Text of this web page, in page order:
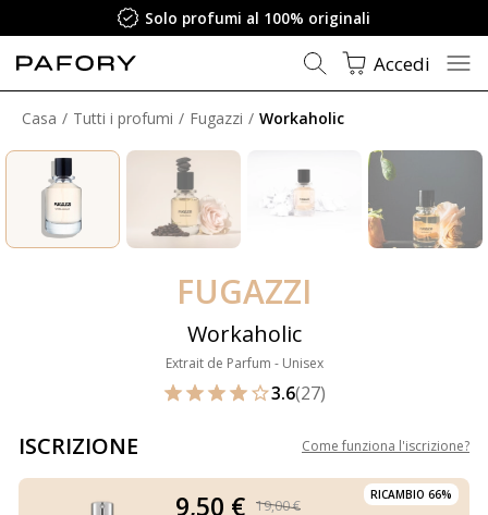
Solo profumi al 100% originali
Accedi
Casa Tutti i profumi Fugazzi Workaholic
FUGAZZI
Workaholic
Extrait de Parfum - Unisex
3.6(27)
ISCRIZIONE Come funziona l'iscrizione?
RICAMBIO 66%
9,50 € 19,00 €